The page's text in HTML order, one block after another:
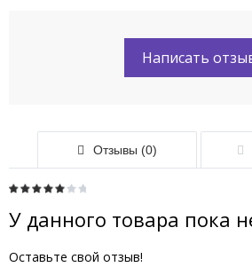
Написать
Отзывы (0)
У данного товара пока
Оставьте свой отзыв!